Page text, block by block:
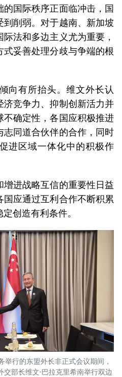
国际秩序正面临冲击，国
削弱。对于越南、新加坡
法和多边主义尤为重要，
妥善处理分歧与争端的根
向有所抬头。维文外长认
竞争力、抑制创新活力并
确定性，各国应积极推进
同道合伙伴的合作，同时
进区域一体化中的积极作
进战略互信的重要性日益
应通过互利合作不断积累
创造有利条件。
行的东盟外长非正式会议期间，
部长维文·巴拉克里希南举行双边